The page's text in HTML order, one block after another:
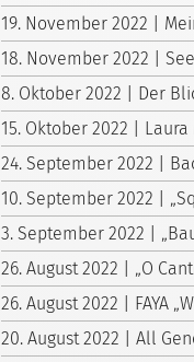
19. November 2022 |
18. November 2022 |
8. Oktober 2022 | Der
15. Oktober 2022 |
24. September 2022 |
10. September 2022 |
3. September 2022 |
26. August 2022 | „O
26. August 2022 | FAYA
20. August 2022 | All